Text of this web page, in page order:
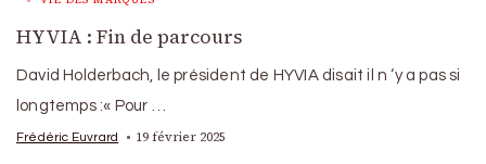
HYVIA : Fin de parcours
David Holderbach, le président de HYVIA disait il n ‘y a pas si
longtemps :« Pour …
Frédéric Euvrard 19 février 2025